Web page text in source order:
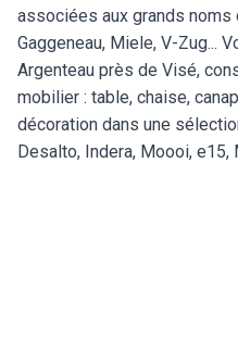
associées aux grands
Gaggeneau, Miele, V-Zug...
Argenteau près de Visé,
mobilier : table, chaise,
décoration dans une
Desalto, Indera, Moooi, e15,